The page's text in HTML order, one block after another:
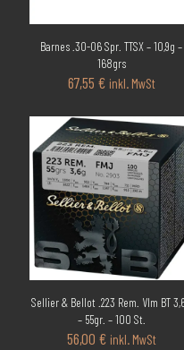
Barnes .30-06 Spr. TTSX – 10,9g –
168grs
67,55 € inkl. MwSt
Sellier & Bellot .223 Rem. Vlm BT
– 55gr. – 100 St.
56,00 € inkl. MwSt